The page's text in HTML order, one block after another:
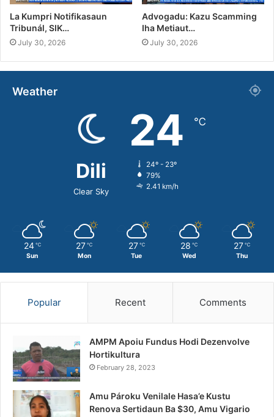
La Kumpri Notifikasaun
Tribunál, SIK…
July 30, 2026
Advogadu: Kazu Scamming
Iha Metiaut…
July 30, 2026
Weather
Dili
Clear Sky
24 ℃
24º - 23º
79%
2.41 km/h
24 ℃
Sun
27 ℃
Mon
27 ℃
Tue
28 ℃
Wed
27 ℃
Thu
Popular Recent Comments
AMPM Apoiu Fundus Hodi Dezenvolve
Hortikultura
February 28, 2023
Amu Pároku Venilale Hasa’e Kustu
Renova Sertidaun Ba $30, Amu Vigario